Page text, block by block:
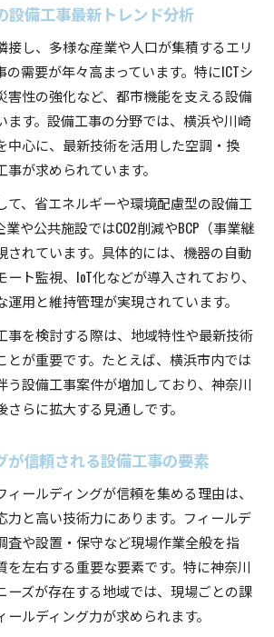
設備工事最新トレンド分析
接し、多様な産業や人口が集積するエリ
の需要が年々高まっています。特にICTシ
害性の強化など、都市機能を支える設備
ます。設備工事の分野では、横浜や川崎
中心に、最新技術を活用した空調・換
が求められています。
て、省エネルギーや環境配慮型の設備工
や公共施設ではCO2削減やBCP（事業継
されています。具体的には、機器の自動
ト監視、IoT化などが導入されており、
用と維持管理が実現されています。
事を検討する際は、地域特性や最新技術
とが重要です。たとえば、横浜市内では
う設備工事案件が増加しており、神奈川
らに拡大する見通しです。
が信頼される設備工事の要素
ールディングが信頼を集める理由は、
力と高い技術力にあります。フィールデ
査や設置・保守など現場作業全般を指
を左右する重要な要素です。特に神奈川
ーズが存在する地域では、現場ごとの課
ルディング力が求められます。